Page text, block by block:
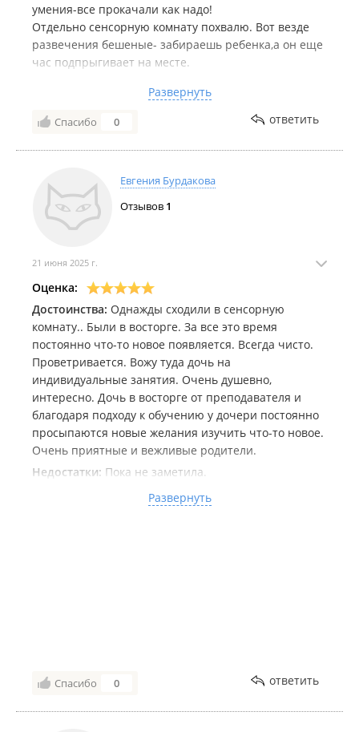
умения-все прокачали как надо!
Отдельно сенсорную комнату похвалю. Вот везде
развечения бешеные- забираешь ребенка,а он еще
час подпрыгивает на месте.
интересно и познавательно. Сама люблю посидеть
в этой комнате,расслабиться,телефон отключить и
просто отдохнуть))
Недостатки:Нет
Развернуть
Спасибо 0 ответить
Евгения Бурдакова
Отзывов 1
21 июня 2025 г.
Оценка:
Достоинства: Однажды сходили в сенсорную
комнату.. Были в восторге. За все это время
постоянно что-то новое появляется. Всегда чисто.
Проветривается. Вожу туда дочь на
индивидуальные занятия. Очень душевно,
интересно. Дочь в восторге от преподавателя и
благодаря подходу к обучению у дочери постоянно
просыпаются новые желания изучить что-то новое.
Очень приятные и вежливые родители.
Недостатки: Пока не заметила.
Самое интересное наблюдение когда
ждала дочь с занятий увидела как учителя с
Развернуть
Спасибо 0 ответить